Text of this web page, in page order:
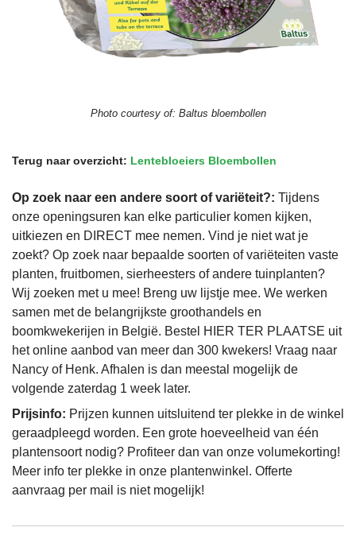
Photo courtesy of: Baltus bloembollen
Terug naar overzicht: Lentebloeiers Bloembollen
Op zoek naar een andere soort of variëteit?: Tijdens
onze openingsuren kan elke particulier komen kijken,
uitkiezen en DIRECT mee nemen. Vind je niet wat je
zoekt? Op zoek naar bepaalde soorten of variëteiten vaste
planten, fruitbomen, sierheesters of andere tuinplanten?
Wij zoeken met u mee! Breng uw lijstje mee. We werken
samen met de belangrijkste groothandels en
boomkwekerijen in België. Bestel HIER TER PLAATSE uit
het online aanbod van meer dan 300 kwekers! Vraag naar
Nancy of Henk. Afhalen is dan meestal mogelijk de
volgende zaterdag 1 week later.
Prijsinfo: Prijzen kunnen uitsluitend ter plekke in de winkel
geraadpleegd worden. Een grote hoeveelheid van één
plantensoort nodig? Profiteer dan van onze volumekorting!
Meer info ter plekke in onze plantenwinkel. Offerte
aanvraag per mail is niet mogelijk!